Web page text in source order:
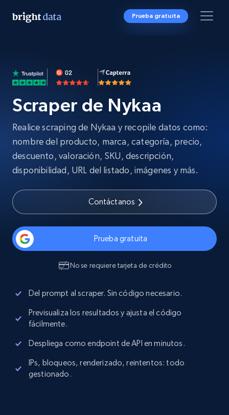
Prueba gratuita
Scraper de Nykaa
Realice scraping de Nykaa y recopile datos como:
nombre del producto, marca, categoría, precio,
descuento, valoración, SKU, descripción,
disponibilidad, URL del listado, imágenes y más.
Contáctanos
Prueba gratuita
No se requiere tarjeta de crédito
Del prompt al scraper. Sin código necesario.
Previsualiza los resultados y ajusta el código
fácilmente.
Despliega como endpoint de API en minutos.
IPs, bloqueos, renderizado, reintentos: todo
gestionado.